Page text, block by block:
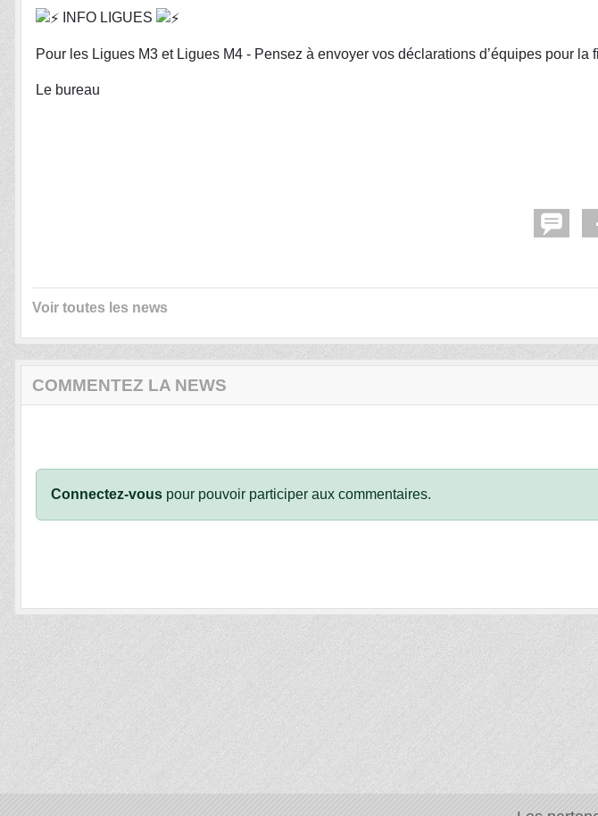
INFO LIGUES
Pour les Ligues M3 et Ligues M4 - Pensez à envoyer vos déclarations d’équipes pour
Le bureau
Voir toutes les news
COMMENTEZ LA NEWS
Connectez-vous pour pouvoir participer aux commentaires.